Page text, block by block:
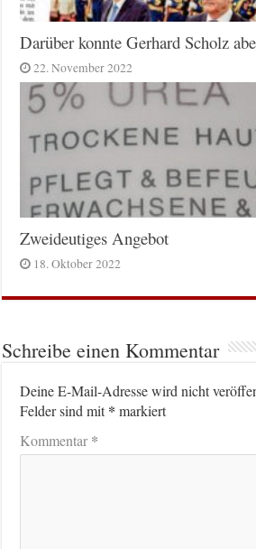
Darüber konnte Gerhard Scholz
22. November 2022
Zweideutiges Angebot
18. Oktober 2022
Schreibe einen Kommentar
Deine E-Mail-Adresse wird nicht
Felder sind mit* markiert
Kommentar*